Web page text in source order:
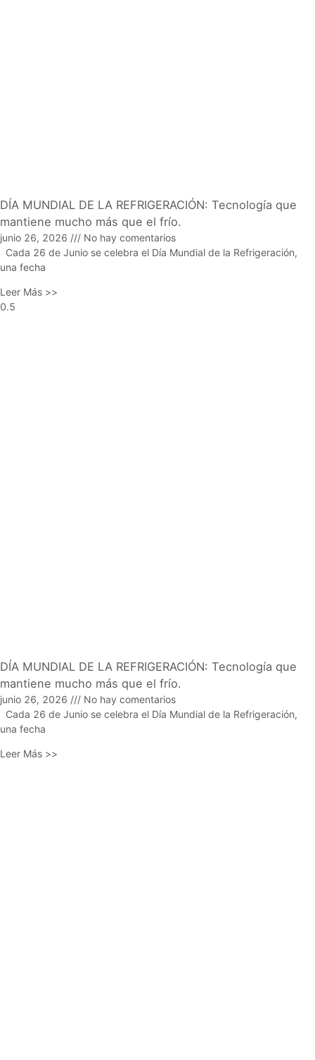
DÍA MUNDIAL DE LA REFRIGERACIÓN: Tecnología que
mantiene mucho más que el frío.
junio 26, 2026
No hay comentarios
Cada 26 de Junio se celebra el Día Mundial de la Refrigeración,
una fecha
Leer Más >>
DÍA MUNDIAL DE LA REFRIGERACIÓN: Tecnología que
mantiene mucho más que el frío.
junio 26, 2026
No hay comentarios
Cada 26 de Junio se celebra el Día Mundial de la Refrigeración,
una fecha
Leer Más >>